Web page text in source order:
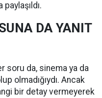
DA YANIT
soru da, sinema ya da
olmadığıydı. Ancak
bir detay vermeyerek